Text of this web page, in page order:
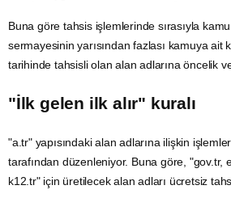
Buna göre tahsis işlemlerinde sırasıyla
sermayesinin yarısından fazlası kamuya ait
tarihinde tahsisli olan alan adlarına öncelik
"İlk gelen ilk alır" kuralı
"a.tr" yapısındaki alan adlarına ilişkin
tarafından düzenleniyor. Buna göre, "gov.tr,
k12.tr" için üretilecek alan adları ücretsiz